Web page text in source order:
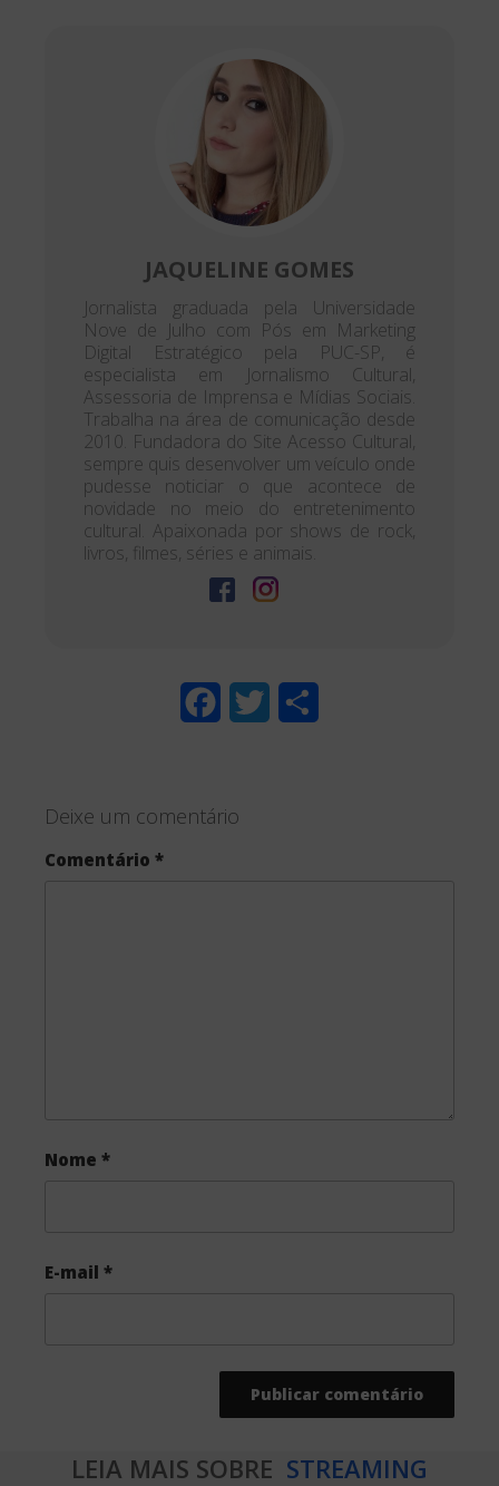
JAQUELINE GOMES
Jornalista graduada pela Universidade
Nove de Julho com Pós em Marketing
Digital Estratégico pela PUC-SP, é
especialista em Jornalismo Cultural,
Assessoria de Imprensa e Mídias Sociais.
Trabalha na área de comunicação desde
2010. Fundadora do Site Acesso Cultural,
sempre quis desenvolver um veículo onde
pudesse noticiar o que acontece de
novidade no meio do entretenimento
cultural. Apaixonada por shows de rock,
livros, filmes, séries e animais.
e
Deixe um comentário
Comentário *
Nome *
E-mail *
LEIA MAIS SOBRE STREAMING